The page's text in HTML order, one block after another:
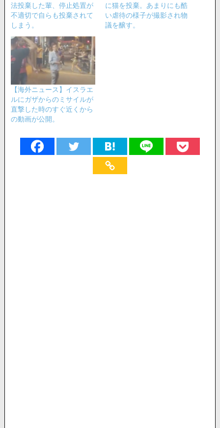
法投棄した輩、停止処置が
不適切で自らも投棄されて
しまう。
に猫を投棄。あまりにも酷
い虐待の様子が撮影され物
議を醸す。
【海外ニュース】イスラエ
ルにガザからのミサイルが
直撃した時のすぐ近くから
の動画が公開。